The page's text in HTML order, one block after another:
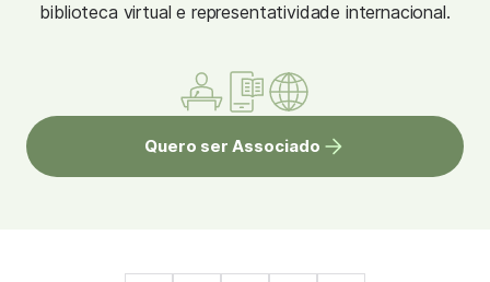
biblioteca virtual e representatividade internacional.
Quero ser Associado